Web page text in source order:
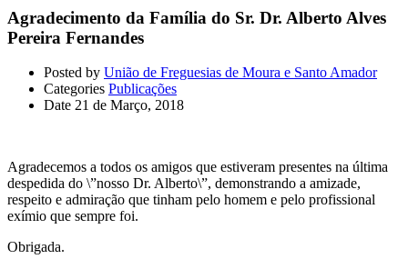
Agradecimento da Família do Sr. Dr. Alberto Alves
Pereira Fernandes
Posted by União de Freguesias de Moura e Santo Amador
Categories Publicações
Date 21 de Março, 2018
Agradecemos a todos os amigos que estiveram presentes na última
despedida do \”nosso Dr. Alberto\”, demonstrando a amizade,
respeito e admiração que tinham pelo homem e pelo profissional
exímio que sempre foi.
Obrigada.